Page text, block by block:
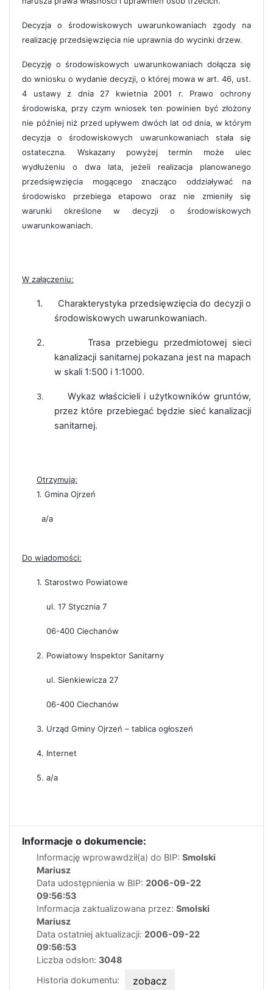
Decyzja o środowiskowych uwarunkowaniach zgody na
realizację przedsięwzięcia nie uprawnia do wycinki drzew.
Decyzję o środowiskowych uwarunkowaniach dołącza się
do wniosku o wydanie decyzji, o której mowa w art. 46, ust.
4 ustawy z dnia 27 kwietnia 2001 r. Prawo ochrony
środowiska, przy czym wniosek ten powinien być złożony
nie później niż przed upływem dwóch lat od dnia, w którym
decyzja o środowiskowych uwarunkowaniach stała się
ostateczna. Wskazany powyżej termin może ulec
wydłużeniu o dwa lata, jeżeli realizacja planowanego
przedsięwzięcia mogącego znacząco oddziaływać na
środowisko przebiega etapowo oraz nie zmieniły się
warunki określone w decyzji o środowiskowych
uwarunkowaniach.
W załączeniu:
1.
Charakterystyka przedsięwzięcia do decyzji o
środowiskowych uwarunkowaniach.
2.
Trasa przebiegu przedmiotowej sieci
kanalizacji sanitarnej pokazana jest na mapach
w skali 1:500 i 1:1000.
3.
Wykaz właścicieli i użytkowników gruntów,
przez które przebiegać będzie sieć kanalizacji
sanitarnej.
Otrzymują:
1. Gmina Ojrzeń
a/a
Do wiadomości:
1. Starostwo Powiatowe
ul. 17 Stycznia 7
06-400 Ciechanów
2. Powiatowy Inspektor Sanitarny
ul. Sienkiewicza 27
06-400 Ciechanów
3. Urząd Gminy Ojrzeń – tablica ogłoszeń
4. Internet
5. a/a
Informacje o dokumencie:
Informację wprowawdził(a) do BIP: Smolski
Mariusz
Data udostępnienia w BIP: 2006-09-22
09:56:53
Informacja zaktualizowana przez: Smolski
Mariusz
Data ostatniej aktualizacji: 2006-09-22
09:56:53
Liczba odsłon: 3048
Historia dokumentu:
zobacz